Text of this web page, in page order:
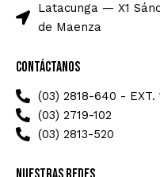
Latacunga — X1
de Maenza
Contáctanos
(03) 2818-640 - EXT.
(03) 2719-102
(03) 2813-520